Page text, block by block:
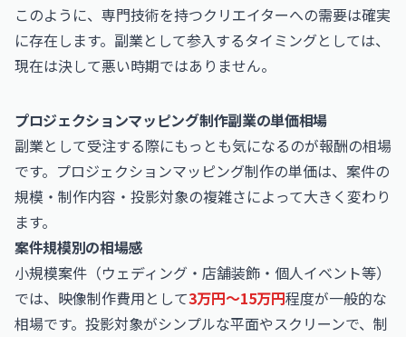
このように、専門技術を持つクリエイターへの需要は確実
に存在します。副業として参入するタイミングとしては、
現在は決して悪い時期ではありません。
プロジェクションマッピング制作副業の単価相場
副業として受注する際にもっとも気になるのが報酬の相場
です。プロジェクションマッピング制作の単価は、案件の
規模・制作内容・投影対象の複雑さによって大きく変わり
ます。
案件規模別の相場感
小規模案件（ウェディング・店舗装飾・個人イベント等）
では、映像制作費用として3万円〜15万円程度が一般的な
相場です。投影対象がシンプルな平面やスクリーンで、制